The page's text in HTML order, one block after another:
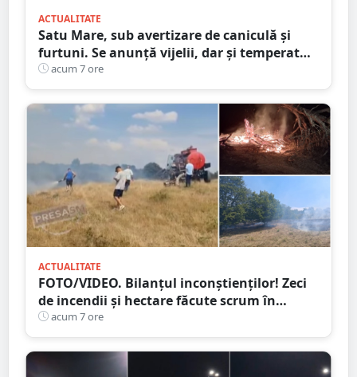
ACTUALITATE
Satu Mare, sub avertizare de caniculă și
furtuni. Se anunță vijelii, dar și temperaturi
ridicate. Avertizarea ANM
acum 7 ore
ACTUALITATE
FOTO/VIDEO. Bilanțul inconștienților! Zeci
de incendii și hectare făcute scrum în
județul Satu Mare
acum 7 ore